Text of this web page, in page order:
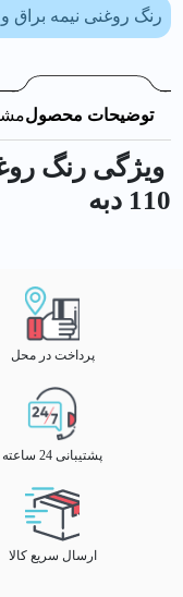
رنگ روغنی نیمه براق
توضیحات محصول
ویژگی رنگ
110 دبه
پرداخت در محل
پشتیبانی 24 ساعته
ارسال سریع کالا